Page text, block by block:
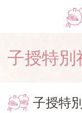
子授特別
子授特